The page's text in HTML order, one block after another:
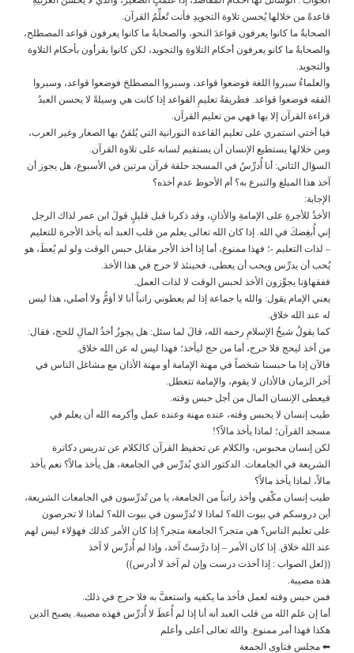
قاعدةً من خلالها يُحسن تلاوة التجويدِ فأنت تُعلِّمُ القرآن.
الصحابةُ ما كانوا يعرفون قواعدَ النحو، والصحابةُ ما كانوا يعرفون قواعد المصطلح،
والصحابةُ ما كانو يعرفون أحكام التلاوةِ والتجويد، لكن كانوا يقرأون بأحكام التلاوة
والتجويد.
والعلماءُ سبروا اللغة فوضعوا قواعد، وسبروا المصطلحَ فوضعوا قواعد، وسبروا
الفقه فوضعوا قواعد. فطريقةُ تعليمِ القواعد إذا كانت هي وسيلةً لا يحسن العبدُ
قراءة القرآن إلا بها فهي من تعليم القرآن.
فيا أختي استمري على تعليم القاعدة النورانية التي يُلقنُ بها الصغار وغير العرب،
ومن خلالها يستطيع الإنسان أن يستقيم لسانه على تلاوة القرآن.
السؤال الثاني: أنا أُدرِّسُ في المسجد حلقة قرآن مرتين في الأسبوع، هل يجوز أن
آخذ هذا المبلغ والتبرع به؟ أم الأحوط عدم أخذه؟
الإجابة:
الأخذُ للأجرةِ على الإمامةِ والأذانِ، وقد ذكرنا قبل قليلٍ قولَ ابن عمر لذاك الرجل
إني أُبغِضكَ في الله. إذا كان الله تعالى يعلم من قلب العبد أنه يأخذ الأجرة للتعليم
– لذات التعليم -؛ فهذا ممنوع، أما إذا أخذ الأجر مقابل حبس الوقت ولو لم يُعطَ، هو
يُحب أن يدرِّس ويحب أن يعطى، فحينئذ لا حرج في هذا الأخذ.
ففقهاؤنا يجوِّزون الأخذ لحبس الوقت لا لذات العمل.
يعني الإمام يقول: والله يا جماعة إذا لم يعطوني راتباً أنا لا أؤمُّ ولا أصلي، هذا ليس
له عند الله خلاق.
كما يقولُ شيخُ الإسلامِ رحمه الله، قالَ لما سئل: هل يجوزُ أخذُ المالِ للحج، فقال:
من أخذ ليحج فلا حرج، أما من حج ليأخذ؛ فهذا ليس له عن الله خلاق.
فالآن إذا ما حبسنا شخصاً في مهنة الإمامة أو مهنة الأذان مع مشاغل الناس في
آخر الزمان فالأذان لا يقوم، والإمامة تتعطل.
فيعطى الإنسان المال من أجل حبس وقته.
طيب إنسان لا يحبس وقته، عنده مهنة وعنده عمل وأكرمه الله أن يعلم في
مسجد القرآن؛ لماذا يأخذ مالاً؟!
لكن إنسان محبوس، والكلام عن تحفيظ القرآن كالكلام عن تدريس دكاترة
الشريعة في الجامعات. الدكتور الذي يُدرِّس في الجامعة، هل يأخذ مالاً؟ نعم يأخذ
مالاً، لماذا يأخذ مالاً؟
طيب إنسان مكْفي وأخذ راتباً من الجامعة، يا من تُدرِّسون في الجامعات الشريعة،
أين دروسكم في بيوت الله؟ لماذا لا تُدرِّسون في بيوت الله؟ لماذا لا تحرصون
على تعليم الناس؟ هي متجر؟ الجامعة متجر؟ إذا كان الأمر كذلك فهؤلاء ليس لهم
عند الله خلاق. إذا كان الأمر – إذا درَّستُ آخذ، وإذا لم أُدرِّس لا آخذ
((لعل الصواب : إذا أخذت درست وإن لم آخذ لا أدرس))
هذه مصيبة.
فمن حبس وقته لعمل فأخذ ما يكفيه واستعفَّ به فلا حرج في ذلك.
أما إن علم الله من قلب العبد أنه أنا إذا لم أُعطَ لا أُدرِّس فهذه مصيبة. يصبح الدين
هكذا فهذا أمر ممنوع. والله تعالى أعلى وأعلم
⬅ مجلس فتاوى الجمعة